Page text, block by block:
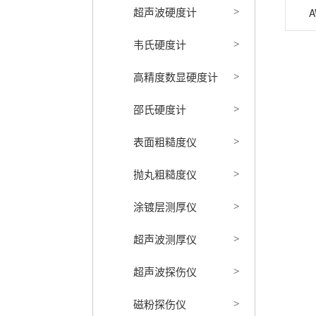
超声波硬度计 >
韦氏硬度计 >
高精度数显硬度计 >
邵氏硬度计 >
表面粗糙度仪 >
抛丸粗糙度仪 >
涂镀层测厚仪 >
超声波测厚仪 >
超声波探伤仪 >
磁粉探伤仪 >